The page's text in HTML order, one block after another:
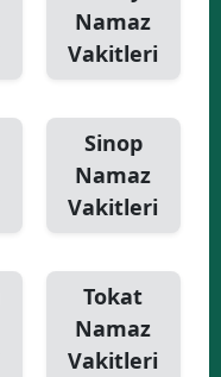
Namaz
Vakitleri
Sinop
Namaz
Vakitleri
Tokat
Namaz
Vakitleri